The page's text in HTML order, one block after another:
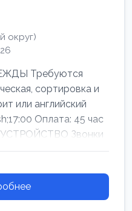
округ)
Требуются
сортировка и
или английский
Оплата: 45 час
Звонки